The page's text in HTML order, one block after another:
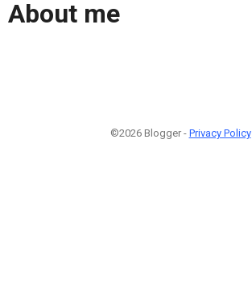
About me
©2026 Blogger - Privacy Policy